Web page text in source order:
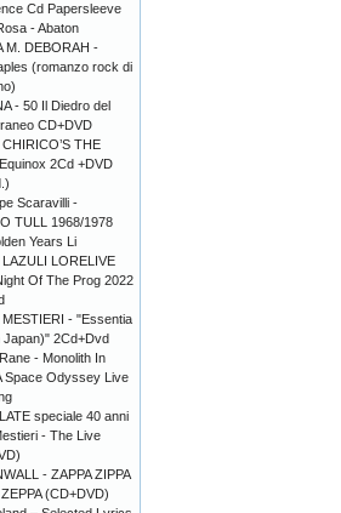
Cd Papersleeve
- Abaton
M. DEBORAH -
(romanzo rock di
- 50 Il Diedro del
CD+DVD
THE
2Cd +DVD
Scaravilli -
TULL 1968/1978
Years Li
LAZULI LORELIVE
Of The Prog 2022
- "Essentia
Japan)" 2Cd+Dvd
- Monolith In
Space Odyssey Live
speciale 40 anni
- The Live
- ZAPPA ZIPPA
(CD+DVD)